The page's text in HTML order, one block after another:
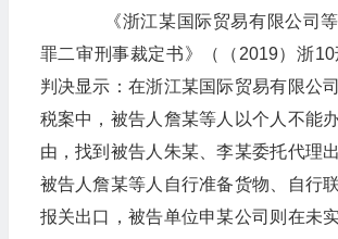
《浙江某国际贸易有限公司等
罪二审刑事裁定书》（（2019）浙10
判决显示：在浙江某国际贸易有限公
税案中，被告人詹某等人以个人不能
由，找到被告人朱某、李某委托代理
被告人詹某等人自行准备货物、自行
报关出口，被告单位申某公司则在未